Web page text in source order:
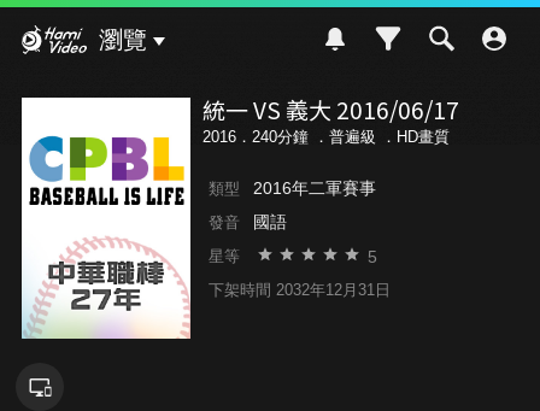
瀏覽
統一 VS 義大 2016/06/17
2016．240分鐘 ． 普遍級 ．HD畫質
類型 2016年二軍賽事
發音 國語
星等 5
下架時間 2032年12月31日